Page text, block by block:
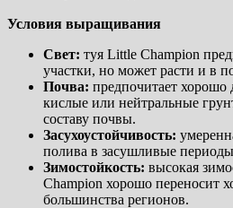
Условия выращивания
Свет: туя Little Champion
участки, но может расти и в
Почва: предпочитает хорошо
кислые или нейтральные
составу почвы.
Засухоустойчивость:
полива в засушливые
Зимостойкость: высокая
Champion хорошо переносит
большинства регионов.